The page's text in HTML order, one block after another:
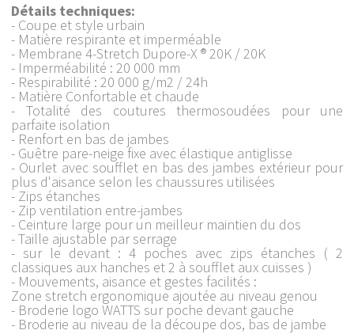
Détails techniques:
- Coupe et style urbain
- Matière respirante et imperméable
- Membrane 4-Stretch Dupore-X ® 20K / 20K
- Imperméabilité : 20 000 mm
- Respirabilité : 20 000 g/m2 / 24h
- Matière Confortable et chaude
- Totalité des coutures thermosoudées pour une
parfaite isolation
- Renfort en bas de jambes
- Guêtre pare-neige fixe avec élastique antiglisse
- Ourlet avec soufflet en bas des jambes extérieur pour
plus d'aisance selon les chaussures utilisées
- Zips étanches
- Zip ventilation entre-jambes
- Ceinture large pour un meilleur maintien du dos
- Taille ajustable par serrage
- sur le devant : 4 poches avec zips étanches ( 2
classiques aux hanches et 2 à soufflet aux cuisses )
- Mouvements, aisance et gestes facilités :
Zone stretch ergonomique ajoutée au niveau genou
- Broderie logo WATTS sur poche devant gauche
- Broderie au niveau de la découpe dos, bas de jambe